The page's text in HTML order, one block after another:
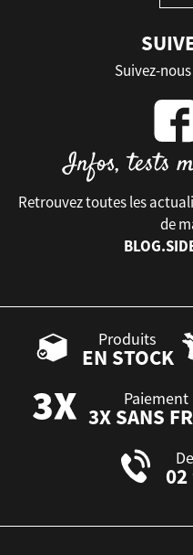
Suivez-
Retrouvez toutes les
de
Produits
EN STOCK
Paiement
3X SANS
02